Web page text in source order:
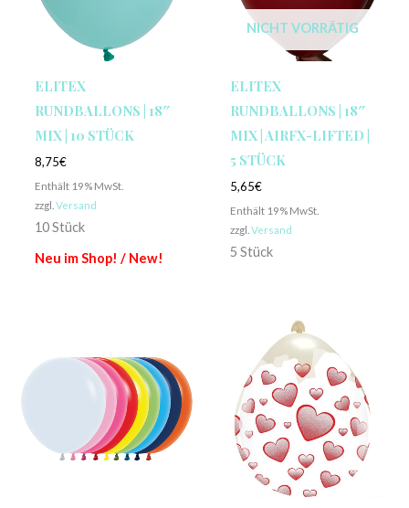
ELITEX
RUNDBALLONS | 18″
MIX | 10 STÜCK
8,75€
Enthält 19% MwSt.
zzgl. Versand
10 Stück
Neu im Shop! / New!
NICHT VORRÄTIG
ELITEX
RUNDBALLONS | 18″
MIX | AIRFX-LIFTED |
5 STÜCK
5,65€
Enthält 19% MwSt.
zzgl. Versand
5 Stück